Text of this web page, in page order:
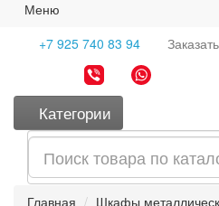
Меню
+7 925 740 83 94
Заказать
Категории
Главная
Шкафы